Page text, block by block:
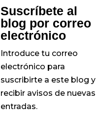
Suscríbete al
blog por correo
electrónico
Introduce tu correo
electrónico para
suscribirte a este blog y
recibir avisos de nuevas
entradas.